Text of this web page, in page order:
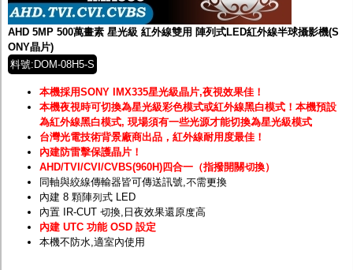
AHD 5MP 500萬畫素 星光級 紅外線雙用 陣列式LED紅外線半球攝影機(S
ONY晶片)
料號:DOM-08H5-S
本機採用SONY IMX335星光級晶片,夜視效果佳！
本機夜視時可切換為星光級彩色模式或紅外線黑白模式！ 本機預設
為紅外線黑白模式, 現場須有一些光源才能切換為星光級模式
台灣光電技術背景廠商出品，紅外線耐用度最佳！
內建防雷擊保護晶片！
AHD/TVI/CVI/CVBS(960H)四合一（指撥開關切換）
同軸與絞線傳輸器皆可傳送訊號,不需更換
內建 8 顆陣列式 LED
內置 IR-CUT 切換,日夜效果還原度高
內建 UTC 功能 OSD 設定
本機不防水,適室內使用